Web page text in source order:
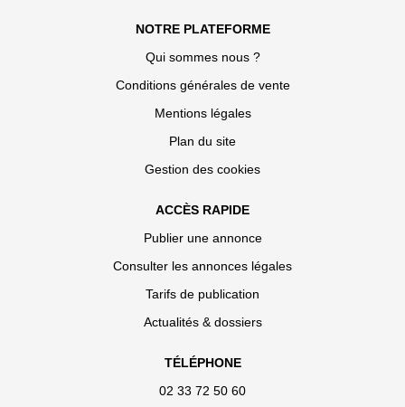
NOTRE PLATEFORME
Qui sommes nous ?
Conditions générales de vente
Mentions légales
Plan du site
Gestion des cookies
ACCÈS RAPIDE
Publier une annonce
Consulter les annonces légales
Tarifs de publication
Actualités & dossiers
TÉLÉPHONE
02 33 72 50 60